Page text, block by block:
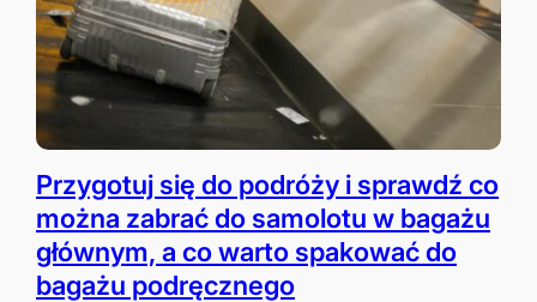
Przygotuj się do podróży i sprawdź co
można zabrać do samolotu w bagażu
głównym, a co warto spakować do
bagażu podręcznego